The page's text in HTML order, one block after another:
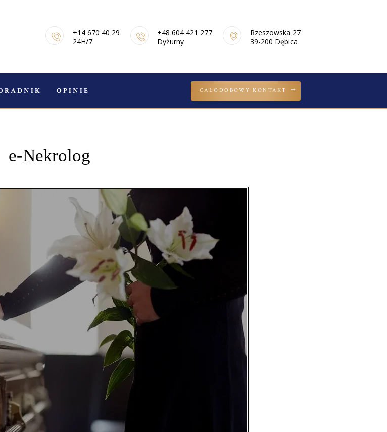
+14 670 40 29
24H/7
+48 604 421 277
Dyżurny
Rzeszowska 27
39-200 Dębica
OPINIE CAŁODOBOWY KONTAKT
e-Nekrolog